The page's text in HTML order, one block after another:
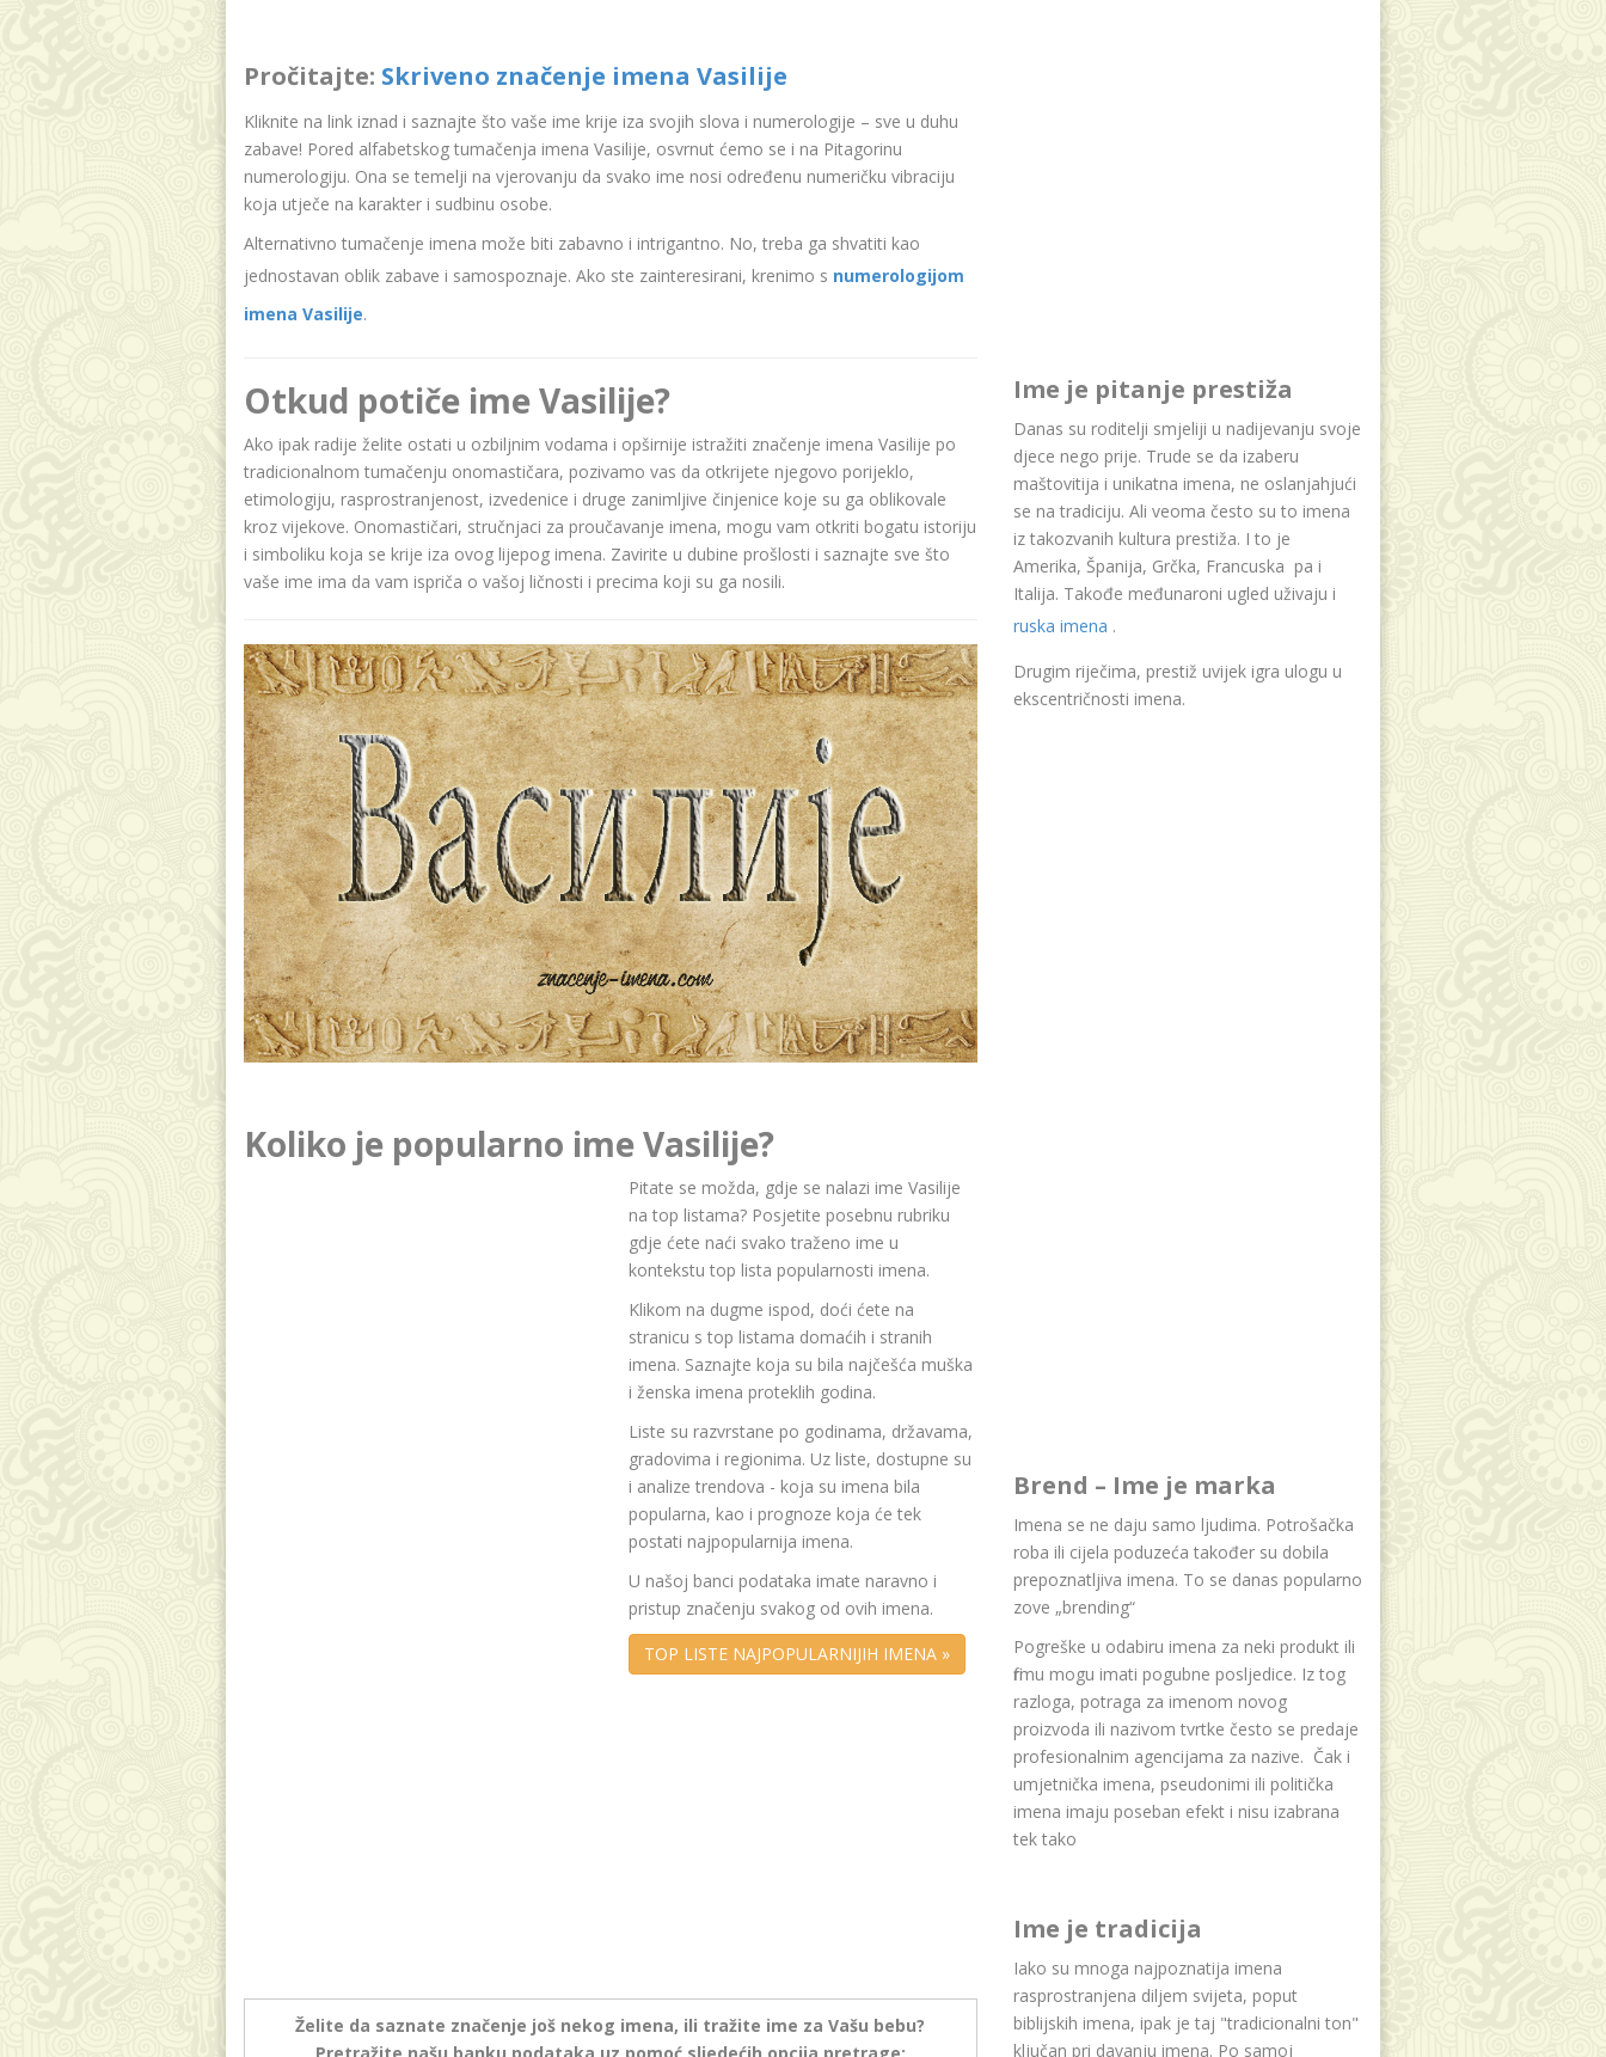
Pročitajte: Skriveno značenje imena Vasilije
Kliknite na link iznad i saznajte što vaše ime krije iza svojih slova i numerologije – sve u duhu
zabave! Pored alfabetskog tumačenja imena Vasilije, osvrnut ćemo se i na Pitagorinu
numerologiju. Ona se temelji na vjerovanju da svako ime nosi određenu numeričku vibraciju
koja utječe na karakter i sudbinu osobe.
Alternativno tumačenje imena može biti zabavno i intrigantno. No, treba ga shvatiti kao
jednostavan oblik zabave i samospoznaje. Ako ste zainteresirani, krenimo s numerologijom
imena Vasilije.
Otkud potiče ime Vasilije?
Ako ipak radije želite ostati u ozbiljnim vodama i opširnije istražiti značenje imena Vasilije po
tradicionalnom tumačenju onomastičara, pozivamo vas da otkrijete njegovo porijeklo,
etimologiju, rasprostranjenost, izvedenice i druge zanimljive činjenice koje su ga oblikovale
kroz vijekove. Onomastičari, stručnjaci za proučavanje imena, mogu vam otkriti bogatu istoriju
i simboliku koja se krije iza ovog lijepog imena. Zavirite u dubine prošlosti i saznajte sve što
vaše ime ima da vam ispriča o vašoj ličnosti i precima koji su ga nosili.
Koliko je popularno ime Vasilije?
Pitate se možda, gdje se nalazi ime Vasilije
na top listama? Posjetite posebnu rubriku
gdje ćete naći svako traženo ime u
kontekstu top lista popularnosti imena.
Klikom na dugme ispod, doći ćete na
stranicu s top listama domaćih i stranih
imena. Saznajte koja su bila najčešća muška
i ženska imena proteklih godina.
Liste su razvrstane po godinama, državama,
gradovima i regionima. Uz liste, dostupne su
i analize trendova - koja su imena bila
popularna, kao i prognoze koja će tek
postati najpopularnija imena.
U našoj banci podataka imate naravno i
pristup značenju svakog od ovih imena.
TOP LISTE NAJPOPULARNIJIH IMENA »
Želite da saznate značenje još nekog imena, ili tražite ime za Vašu bebu?
Ime je pitanje prestiža
Danas su roditelji smjeliji u nadijevanju svoje
djece nego prije. Trude se da izaberu
maštovitija i unikatna imena, ne oslanjahjući
se na tradiciju. Ali veoma često su to imena
iz takozvanih kultura prestiža. I to je
Amerika, Španija, Grčka, Francuska pa i
Italija. Takođe međunaroni ugled uživaju i
ruska imena .
Drugim riječima, prestiž uvijek igra ulogu u
ekscentričnosti imena.
Brend – Ime je marka
Imena se ne daju samo ljudima. Potrošačka
roba ili cijela poduzeća također su dobila
prepoznatljiva imena. To se danas popularno
zove „brending“
Pogreške u odabiru imena za neki produkt ili
firmu mogu imati pogubne posljedice. Iz tog
razloga, potraga za imenom novog
proizvoda ili nazivom tvrtke često se predaje
profesionalnim agencijama za nazive. Čak i
umjetnička imena, pseudonimi ili politička
imena imaju poseban efekt i nisu izabrana
tek tako
Ime je tradicija
Iako su mnoga najpoznatija imena
rasprostranjena diljem svijeta, poput
biblijskih imena, ipak je taj "tradicionalni ton"
ključan pri davanju imena. Po samoj